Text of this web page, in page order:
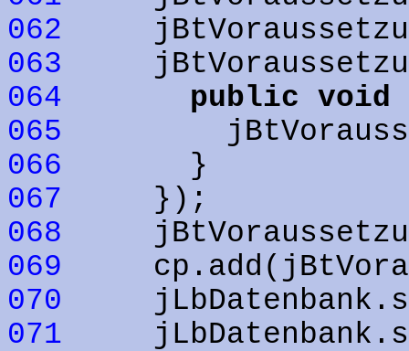
062
063
064
public void
065
066 }
067 });
068
069
070
071